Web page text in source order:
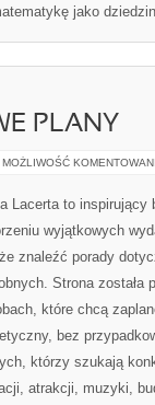
jako
PLANY
MOŻLIWOŚĆ
Lacerta to inspirujący
wyjątkowych
znaleźć porady
Strona została
które chcą
bez
którzy szukają
atrakcji, muzyki,